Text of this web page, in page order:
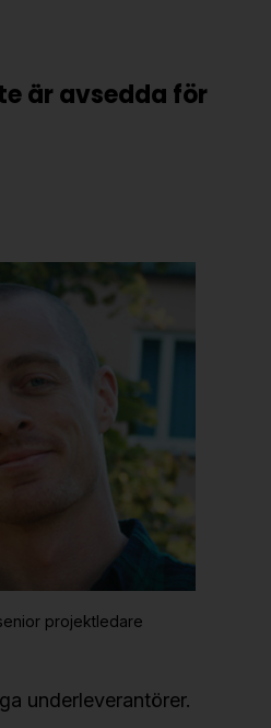
är avsedda för
projektledare
underleverantörer.